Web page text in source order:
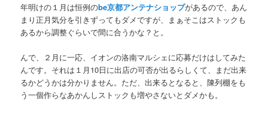
年明けの１月は恒例のbe京都アンテナショップがあるので、あん
まり正月気分を引きずってもダメですが、まぁそこはストックも
あるから調整ぐらいで間に合うかな？と。
んで、２月に一応、イオンの洛南マルシェに応募だけはしてみた
んです。それは１月10日に出店の可否が出るらしくて、まだ出来
るかどうかは分かりません。ただ、出来るとなると、陳列棚をも
う一個作らなあかんしストックも増やさないとダメかも。